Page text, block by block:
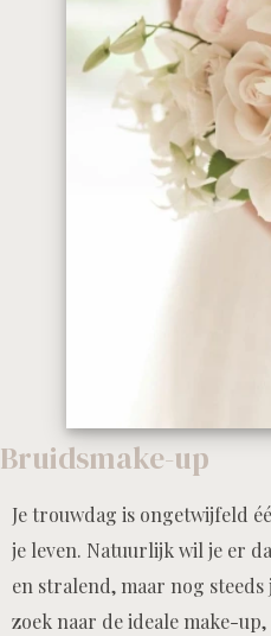
Bruidsmake-up
Je trouwdag is ongetwijfeld
je leven. Natuurlijk wil je er
en stralend, maar nog steeds
zoek naar de ideale make-